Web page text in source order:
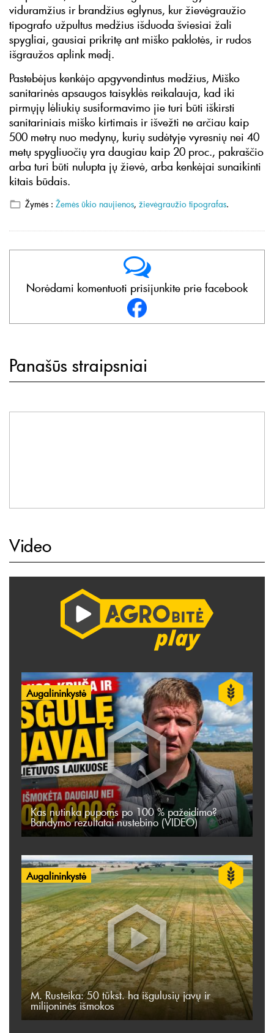
viduramžius ir brandžius eglynus, kur žievėgraužio
tipografo užpultus medžius išduoda šviesiai žali
spygliai, gausiai prikritę ant miško paklotės, ir rudos
išgraužos aplink medį.
Pastebėjus kenkėjo apgyvendintus medžius, Miško
sanitarinės apsaugos taisyklės reikalauja, kad iki
pirmųjų lėliukių susiformavimo jie turi būti iškirsti
sanitariniais miško kirtimais ir išvežti ne arčiau kaip
500 metrų nuo medynų, kurių sudėtyje vyresnių nei 40
metų spygliuočių yra daugiau kaip 20 proc., pakraščio
arba turi būti nulupta jų žievė, arba kenkėjai sunaikinti
kitais būdais.
Žymės : Žemės ūkio naujienos, žievėgraužio tipografas.
Norėdami komentuoti prisijunkite prie facebook
Panašūs straipsniai
Video
Augalininkystė
Kas nutinka pupoms po 100 % pažeidimo?
Bandymo rezultatai nustebino (VIDEO)
Augalininkystė
M. Rusteika: 50 tūkst. ha išgulusių javų ir
milijoninės išmokos